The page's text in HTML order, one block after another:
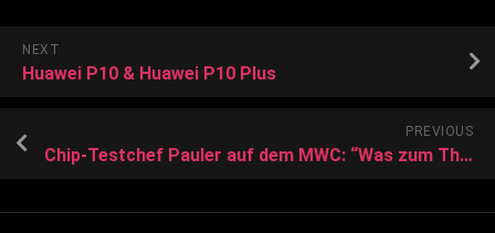
NEXT
Huawei P10 & Huawei P10 Plus
PREVIOUS
Chip-Testchef Pauler auf dem MWC: “Was zum Thema 5G gesagt wird, ist voreilig”